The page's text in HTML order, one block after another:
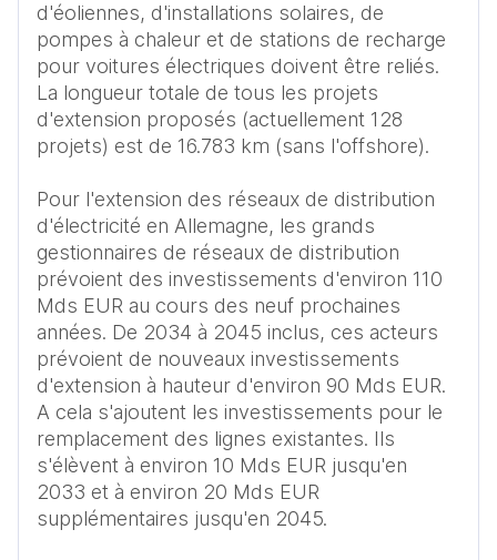
d'éoliennes, d'installations solaires, de
pompes à chaleur et de stations de recharge
pour voitures électriques doivent être reliés.
La longueur totale de tous les projets
d'extension proposés (actuellement 128
projets) est de 16.783 km (sans l'offshore).
Pour l'extension des réseaux de distribution
d'électricité en Allemagne, les grands
gestionnaires de réseaux de distribution
prévoient des investissements d'environ 110
Mds EUR au cours des neuf prochaines
années. De 2034 à 2045 inclus, ces acteurs
prévoient de nouveaux investissements
d'extension à hauteur d'environ 90 Mds EUR.
A cela s'ajoutent les investissements pour le
remplacement des lignes existantes. Ils
s'élèvent à environ 10 Mds EUR jusqu'en
2033 et à environ 20 Mds EUR
supplémentaires jusqu'en 2045.